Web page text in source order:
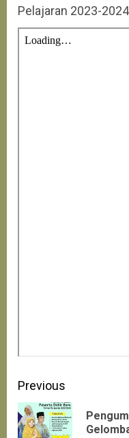
Pelajaran 2023-2024
Continue
Reading
Previous